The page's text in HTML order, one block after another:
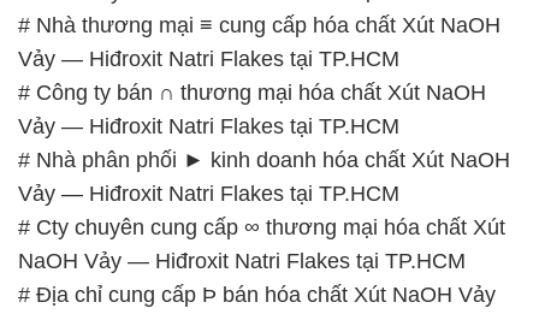
# Nhà thương mại ≡ cung cấp hóa chất Xút NaOH
Vảy — Hiđroxit Natri Flakes tại TP.HCM
# Công ty bán ∩ thương mại hóa chất Xút NaOH
Vảy — Hiđroxit Natri Flakes tại TP.HCM
# Nhà phân phối ► kinh doanh hóa chất Xút NaOH
Vảy — Hiđroxit Natri Flakes tại TP.HCM
# Cty chuyên cung cấp ∞ thương mại hóa chất Xút
NaOH Vảy — Hiđroxit Natri Flakes tại TP.HCM
# Địa chỉ cung cấp Þ bán hóa chất Xút NaOH Vảy